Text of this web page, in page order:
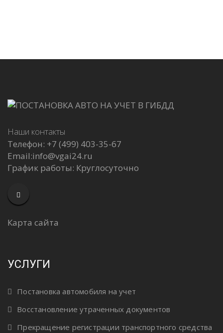
Наши контакты
Телефон: +7 (499) 403-35-67
Email:info@vgai24.ru
График работы: Круглосуточно
Карта сайта
УСЛУГИ
Постановка автомобиля на учет
Восстановление утраченных документов
Прекращение регистрации транспортного средства